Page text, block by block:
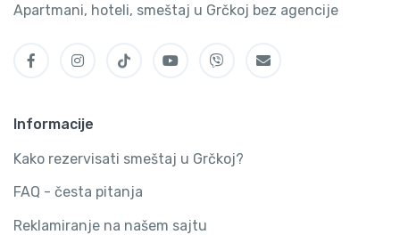
Apartmani, hoteli, smeštaj u Grčkoj bez agencije
Informacije
Kako rezervisati smeštaj u Grčkoj?
FAQ - česta pitanja
Reklamiranje na našem sajtu